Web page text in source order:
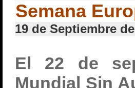
Semana
19 de Septiembre
El 22 de
Mundial Sin